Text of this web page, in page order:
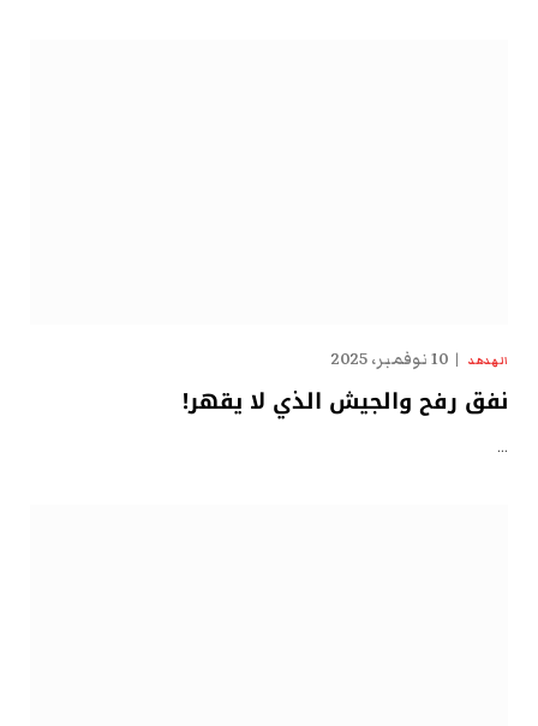
الهدهد 10 نوفمبر، 2025
نفق رفح والجيش الذي لا يقهر!
…